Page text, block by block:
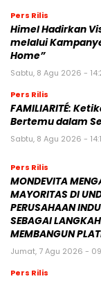
Pers Rilis
Himel Hadirkan
melalui
Home”
Sabtu, 8 Agu 2026 -
Pers Rilis
FAMILIARITÉ:
Bertemu dalam
Sabtu, 8 Agu 2026 -
Pers Rilis
MONDEVITA
MAYORITAS DI
PERUSAHAAN
SEBAGAI
MEMBANGUN
Jumat, 7 Agu 2026 -
Pers Rilis